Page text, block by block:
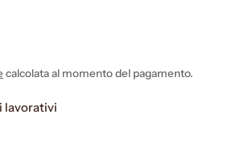
calcolata al momento del pagamento.
lavorativi